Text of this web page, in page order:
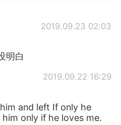
2019.09.23 02:03
明白
2019.09.22 16:29
and left If only he
only if he loves me.